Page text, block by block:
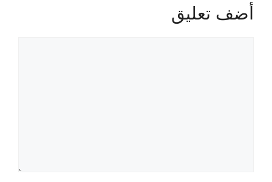
أضف تعليق